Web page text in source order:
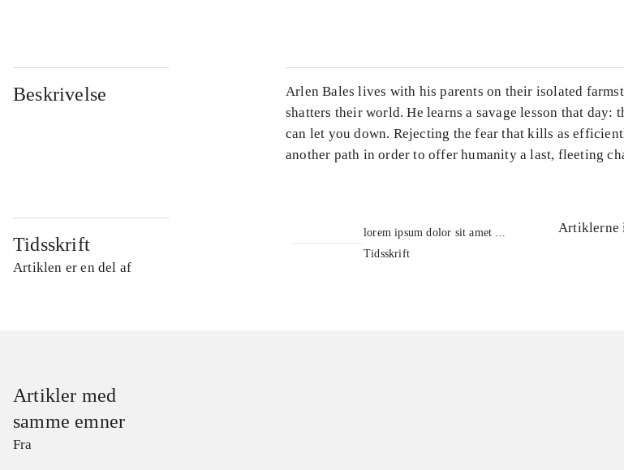
Beskrivelse
Arlen Bales lives with his parents on their isolated
shatters their world. He learns a savage lesson that day:
can let you down. Rejecting the fear that kills as
another path in order to offer humanity a last, fleeting
Tidsskrift
Artiklen er en del af
lorem ipsum dolor sit amet ...
Tidsskrift
Artiklerne
Artikler med
samme emner
Fra